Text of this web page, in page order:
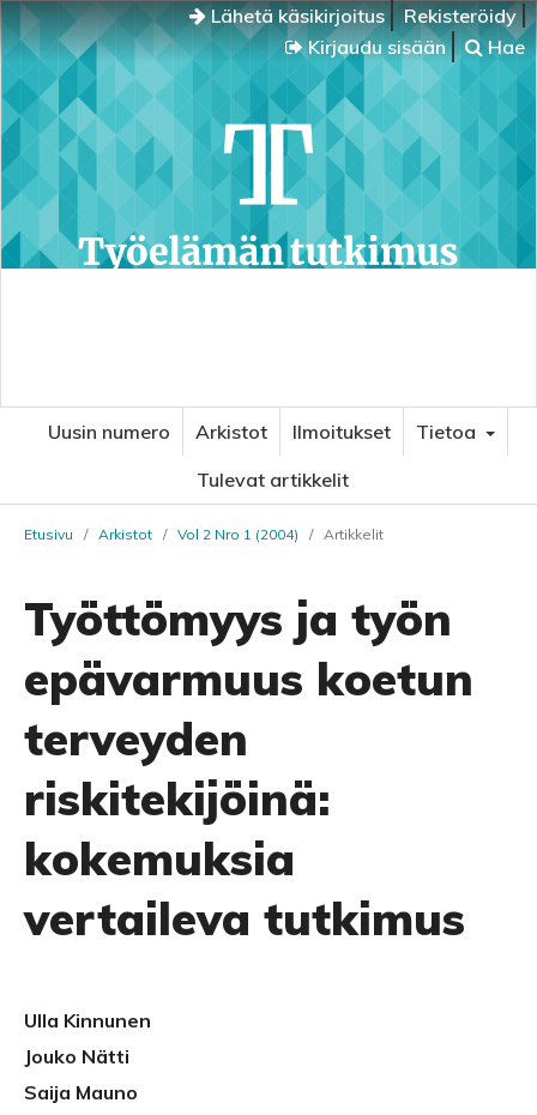
Lähetä käsikirjoitus
Rekisteröidy
Kirjaudu sisään
Hae
Uusin numero Arkistot Ilmoitukset
Tietoa
Tulevat artikkelit
Etusivu / Arkistot / Vol 2 Nro 1 (2004) / Artikkelit
Työttömyys ja työn
epävarmuus koetun
terveyden
riskitekijöinä:
kokemuksia
vertaileva tutkimus
Ulla Kinnunen
Jouko Nätti
Saija Mauno